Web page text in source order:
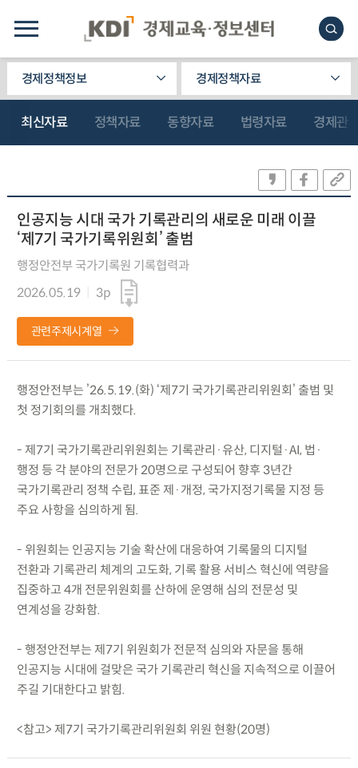
경제정책정보 경제정책자료
최신자료 정책자료 동향자료 법령자료 경제관
인공지능 시대 국가 기록관리의 새로운 미래 이끌
‘제7기 국가기록위원회’ 출범
행정안전부 국가기록원 기록협력과
2026.05.19
3p
관련주제시계열
행정안전부는 ’26.5.19.(화) ‘제7기 국가기록관리위원회’ 출범 및
첫 정기회의를 개최했다.
- 제7기 국가기록관리위원회는 기록관리·유산, 디지털·AI, 법·
행정 등 각 분야의 전문가 20명으로 구성되어 향후 3년간
국가기록관리 정책 수립, 표준 제·개정, 국가지정기록물 지정 등
주요 사항을 심의하게 됨.
- 위원회는 인공지능 기술 확산에 대응하여 기록물의 디지털
전환과 기록관리 체계의 고도화, 기록 활용 서비스 혁신에 역량을
집중하고 4개 전문위원회를 산하에 운영해 심의 전문성 및
연계성을 강화함.
- 행정안전부는 제7기 위원회가 전문적 심의와 자문을 통해
인공지능 시대에 걸맞은 국가 기록관리 혁신을 지속적으로 이끌어
주길 기대한다고 밝힘.
<참고> 제7기 국가기록관리위원회 위원 현황(20명)